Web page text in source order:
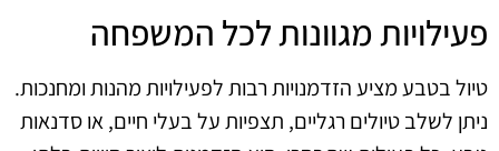
פעילויות מגוונות לכל המשפחה
טיול בטבע מציע הזדמנויות רבות לפעילויות מהנות ומחנכות.
ניתן לשלב טיולים רגליים, תצפיות על בעלי חיים, או סדנאות